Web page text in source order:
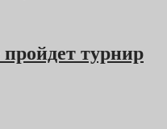
турнир